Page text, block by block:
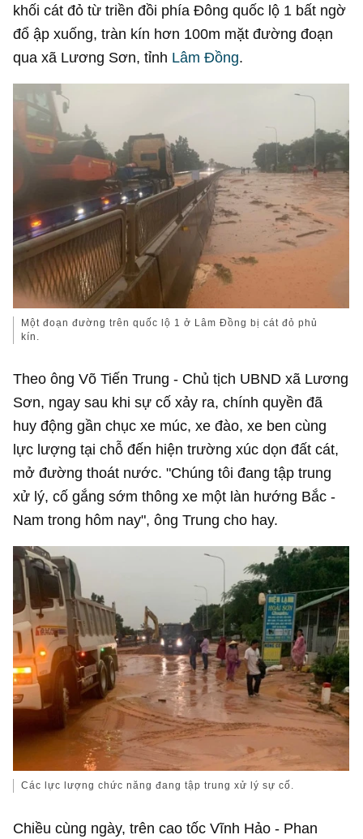
khối cát đỏ từ triền đồi phía Đông quốc lộ 1 bất ngờ
đổ ập xuống, tràn kín hơn 100m mặt đường đoạn
qua xã Lương Sơn, tỉnh Lâm Đồng.
Một đoạn đường trên quốc lộ 1 ở Lâm Đồng bị cát đỏ phủ
kín.
Theo ông Võ Tiến Trung - Chủ tịch UBND xã Lương
Sơn, ngay sau khi sự cố xảy ra, chính quyền đã
huy động gần chục xe múc, xe đào, xe ben cùng
lực lượng tại chỗ đến hiện trường xúc dọn đất cát,
mở đường thoát nước. "Chúng tôi đang tập trung
xử lý, cố gắng sớm thông xe một làn hướng Bắc -
Nam trong hôm nay", ông Trung cho hay.
Các lực lượng chức năng đang tập trung xử lý sự cố.
Chiều cùng ngày, trên cao tốc Vĩnh Hảo - Phan